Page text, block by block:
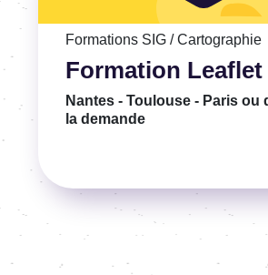
Formations SIG / Cartographie
Formation Leaflet
Nantes - Toulouse - Paris ou
la demande
Voir la Formation Leaflet